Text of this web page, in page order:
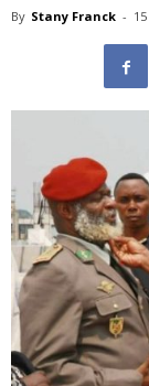
By Stany Franck -